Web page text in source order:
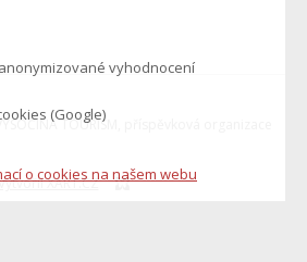
TOURISM, příspěvková organizace
XART.CZ
vyhodnocení
(Google)
o cookies na našem webu